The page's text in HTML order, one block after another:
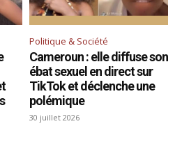
Politique & Société
Cameroun : elle diffuse son
ébat sexuel en direct sur
TikTok et déclenche une
polémique
30 juillet 2026